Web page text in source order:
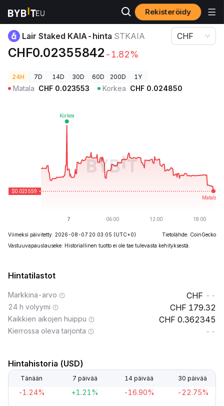
Rekisteröidy
Kryptohinnat Lair Staked KAIA-hinta STKAIA
Lair Staked KAIA-hinta STKAIA
CHF0.02355842 -1.82%
CHF
24H 7D 14D 30D 60D 200D 1Y
Matala CHF 0.023553 Korkea CHF 0.024850
Viimeksi päivitetty: 2026-08-07 20:03:05 (UTC+0)
Tietolähde: CoinGecko
Vastuuvapauslauseke: Historiallinen tuotto ei ole tae tulevasta kehityksestä.
Hintatilastot
Markkina-arvo --
24 h volyymi 179.32
Kaikkien aikojen huippu 0.362345
Kierrossa oleva tarjonta --
Hintahistoria (USD)
Tänään 7 päivää 14 päivää 30 päivää
-1.24% +1.21% -16.90% -22.75%